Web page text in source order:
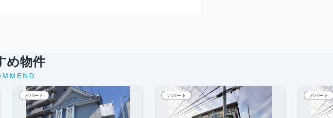
め物件
アパート アパート アパート